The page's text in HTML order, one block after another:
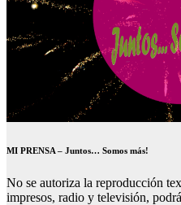
MI PRENSA – Juntos… Somos más!
No se autoriza la reproducción
impresos, radio y televisión,